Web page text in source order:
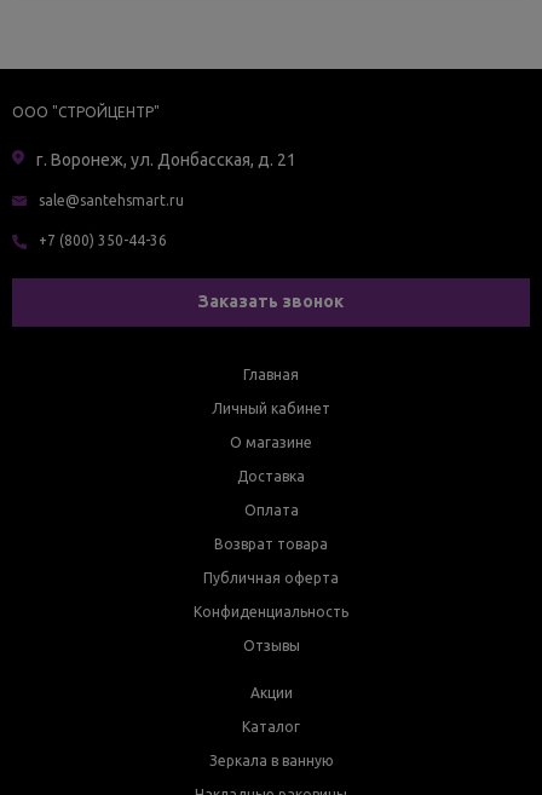
ООО "СТРОЙЦЕНТР"
г. Воронеж, ул. Донбасская, д. 21
sale@santehsmart.ru
+7 (800) 350-44-36
Заказать звонок
Главная
Личный кабинет
О магазине
Доставка
Оплата
Возврат товара
Публичная оферта
Конфиденциальность
Отзывы
Акции
Каталог
Зеркала в ванную